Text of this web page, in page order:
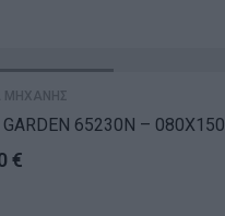
ΜΗΧΑΝΗΣ
65230N – 080X150
€